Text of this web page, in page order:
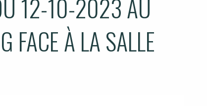
12-10-2023 AU
À LA SALLE